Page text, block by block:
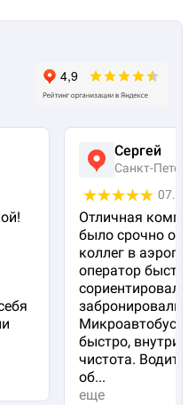
Сергей
Санкт-
Отличная
было срочно
коллег в
оператор быстро
сориентировал и
забронировали
Микроавтобус
быстро, внутри
чистота.
об...
еще